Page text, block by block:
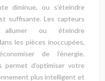
diminue, ou s’éteindre
suffisante. Les capteurs
ou éteindre
les pièces inoccupées,
de l’énergie.
permet d’optimiser votre
plus intelligent et